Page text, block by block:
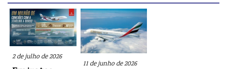
2 de julho de 2026
11 de junho de 2026